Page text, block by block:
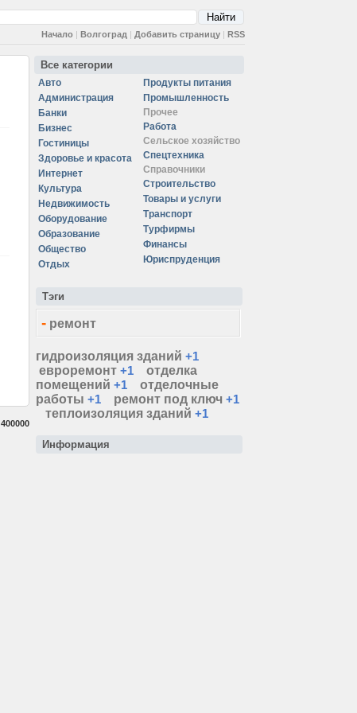
Начало | Волгоград | Добавить страницу | RSS
400000
Все категории
Авто
Администрация
Банки
Бизнес
Гостиницы
Здоровье и красота
Интернет
Культура
Недвижимость
Оборудование
Образование
Общество
Отдых
Продукты питания
Промышленность
Прочее
Работа
Сельское хозяйство
Спецтехника
Справочники
Строительство
Товары и услуги
Транспорт
Турфирмы
Финансы
Юриспруденция
Тэги
- ремонт
гидроизоляция зданий +1
евроремонт +1
отделка
помещений +1
отделочные
работы +1 ремонт под ключ +1
теплоизоляция зданий +1
Информация